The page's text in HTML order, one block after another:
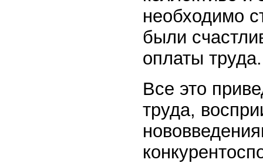
необходимо
были
оплаты труда.
Все это
труда,